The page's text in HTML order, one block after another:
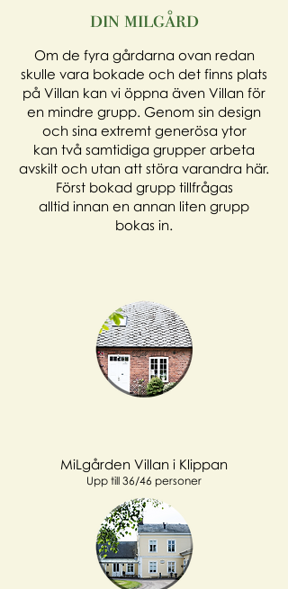
din milgård
Om de fyra gårdarna ovan redan
skulle vara bokade och det finns plats
på Villan kan vi öppna även Villan för
en mindre grupp. Genom sin design
och sina extremt generösa ytor
kan två samtidiga grupper arbeta
avskilt och utan att störa varandra här.
Först bokad grupp tillfrågas
alltid innan en annan liten grupp
bokas in.
MiLgården Villan i Klippan
Upp till 36/46 personer